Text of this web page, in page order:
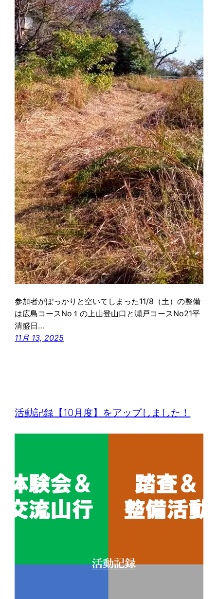
参加者がぽっかりと空いてしまった11/8（土）の整備
は広島コースNo１の上山登山口と瀬戸コースNo21平
清盛日…
11月 13, 2025
活動記録【10月度】をアップしました！